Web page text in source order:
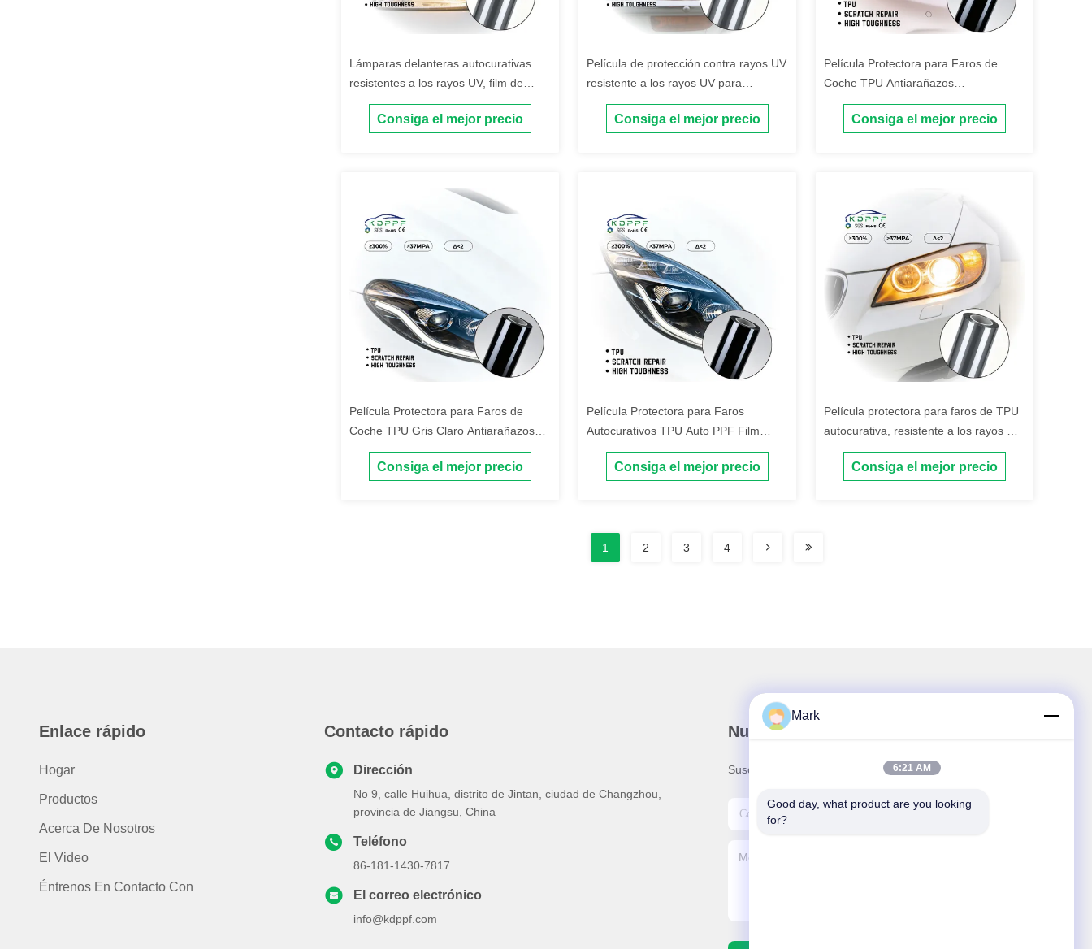
Lámparas delanteras autocurativas
resistentes a los rayos UV, film de
protección contra arañazos, lámparas
delanteras TPU, PPF para automóviles
Consiga el mejor precio
Película de protección contra rayos UV
resistente a los rayos UV para
automóviles
Consiga el mejor precio
Película Protectora para Faros de
Coche TPU Antiarañazos
Autoreparable Resistente a Rayos UV
Gris Oscuro
Consiga el mejor precio
Película Protectora para Faros de
Coche TPU Gris Claro Antiarañazos
Autoreparable
Consiga el mejor precio
Película Protectora para Faros
Autocurativos TPU Auto PPF Film
1.52X15m Película PPF para Faros
Negro Oscuro Película Protectora para
Consiga el mejor precio
Película protectora para faros de TPU
autocurativa, resistente a los rayos UV
y a los arañazos, para automóviles
Consiga el mejor precio
1 2 3 4
Enlace rápido
Hogar
Productos
Acerca De Nosotros
El Video
Éntrenos En Contacto Con
Contacto rápido
Dirección
No 9, calle Huihua, distrito de Jintan, ciudad de Changzhou,
provincia de Jiangsu, China
Teléfono
86-181-1430-7817
El correo electrónico
info@kdppf.com
Nuestro boletín
Suscríbete a nuestro boletín para obtener descuentos y más.
Mark
6:21 AM
Good day, what product are you looking
for?